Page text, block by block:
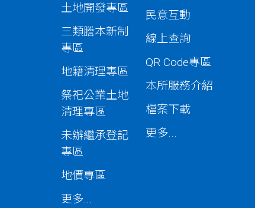
土地開發專區
三類謄本新制
專區
地籍清理專區
祭祀公業土地
清理專區
未辦繼承登記
專區
地價專區
更多...
民意互動
線上查詢
QR Code專區
本所服務介紹
檔案下載
更多...